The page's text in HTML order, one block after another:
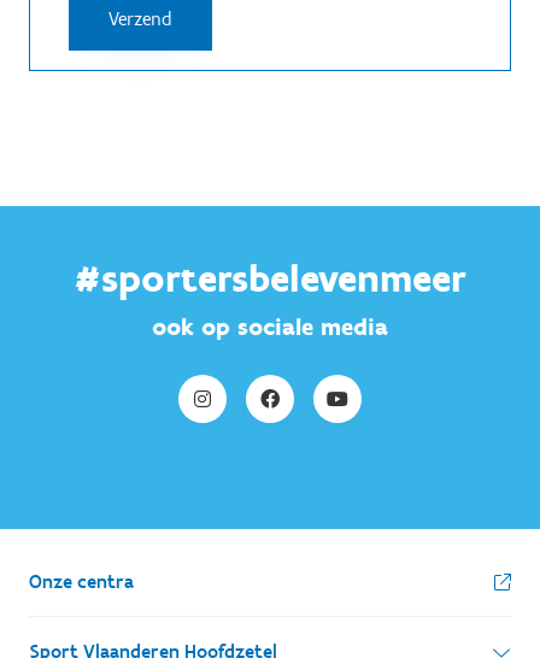
#sportersbelevenmeer
ook op sociale media
Onze centra
Sport Vlaanderen Hoofdzetel